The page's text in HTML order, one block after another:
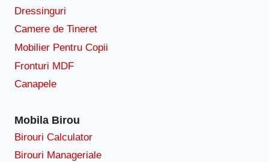
Dressinguri
Camere de Tineret
Mobilier Pentru Copii
Fronturi MDF
Canapele
Mobila Birou
Birouri Calculator
Birouri Manageriale